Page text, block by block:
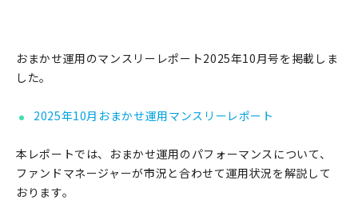
おまかせ運用のマンスリーレポート2025年10月号を掲載しま
した。
2025年10月おまかせ運用マンスリーレポート
本レポートでは、おまかせ運用のパフォーマンスについて、
ファンドマネージャーが市況と合わせて運用状況を解説して
おります。